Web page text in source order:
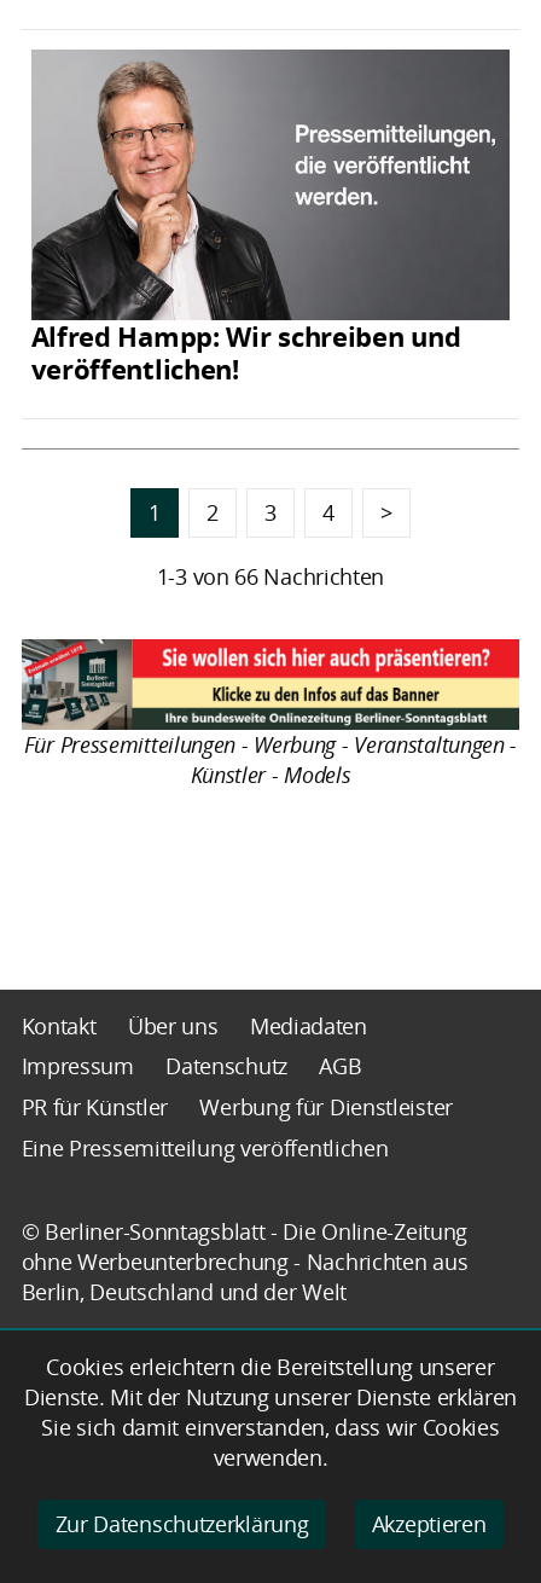
Alfred Hampp: Wir schreiben und
veröffentlichen!
1 2 3 4 >
1-3 von 66 Nachrichten
Für Pressemitteilungen - Werbung - Veranstaltungen -
Künstler - Models
Kontakt Über uns
Mediadaten
Impressum
Datenschutz
AGB
PR für Künstler
Werbung für Dienstleister
Eine Pressemitteilung veröffentlichen
© Berliner-Sonntagsblatt - Die Online-Zeitung
ohne Werbeunterbrechung - Nachrichten aus
Berlin, Deutschland und der Welt
Cookies erleichtern die Bereitstellung unserer
Dienste. Mit der Nutzung unserer Dienste erklären
Sie sich damit einverstanden, dass wir Cookies
verwenden.
Zur Datenschutzerklärung Akzeptieren